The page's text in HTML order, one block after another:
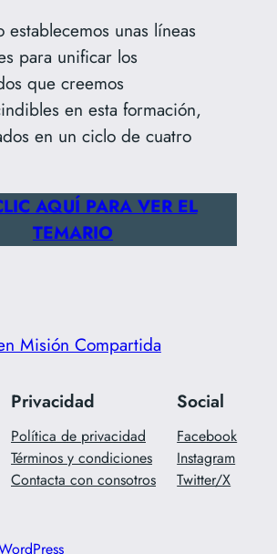
establecemos unas líneas
para unificar los
que creemos
en esta formación,
en un ciclo de cuatro
AQUÍ PARA VER EL
TEMARIO
Misión Compartida
Privacidad
Política de privacidad
Términos y condiciones
Contacta con consotros
Social
Facebook
Instagram
Twitter/X